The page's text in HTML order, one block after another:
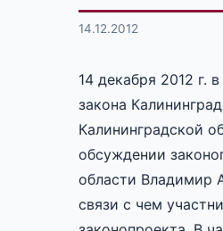
14.12.2012
14 декабря 2012 г.
закона
Калининградской
обсуждении
области Владимир
связи с чем